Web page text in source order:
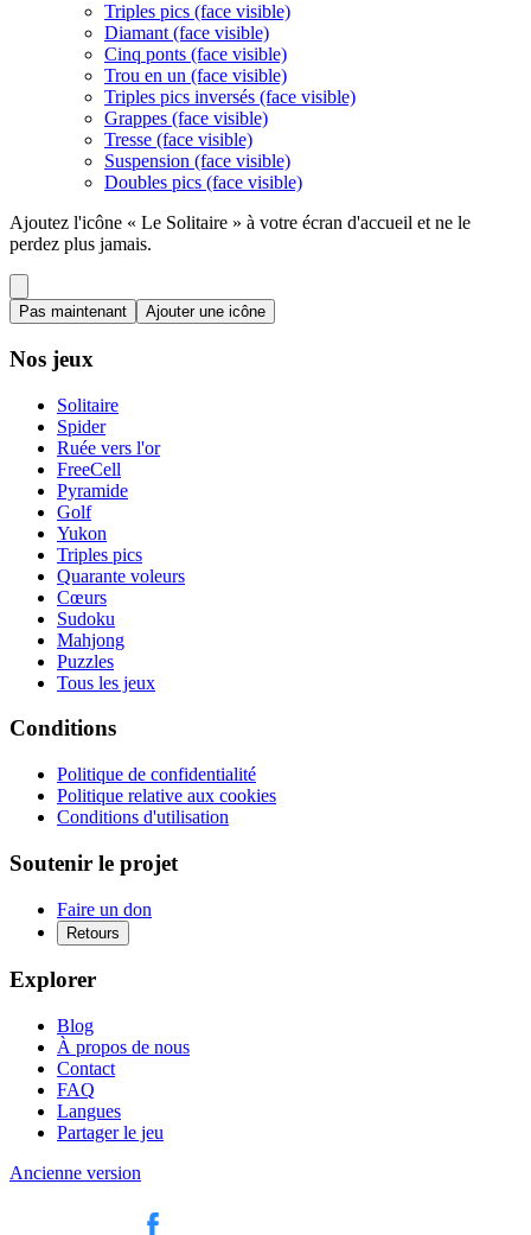
Triples pics (face visible)
Diamant (face visible)
Cinq ponts (face visible)
Trou en un (face visible)
Triples pics inversés (face visible)
Grappes (face visible)
Tresse (face visible)
Suspension (face visible)
Doubles pics (face visible)
Ajoutez l'icône « Le Solitaire » à votre écran d'accueil et ne le
perdez plus jamais.
Pas maintenant Ajouter une icône
Nos jeux
Solitaire
Spider
Ruée vers l'or
FreeCell
Pyramide
Golf
Yukon
Triples pics
Quarante voleurs
Cœurs
Sudoku
Mahjong
Puzzles
Tous les jeux
Conditions
Politique de confidentialité
Politique relative aux cookies
Conditions d'utilisation
Soutenir le projet
Faire un don
Retours
Explorer
Blog
À propos de nous
Contact
FAQ
Langues
Partager le jeu
Ancienne version